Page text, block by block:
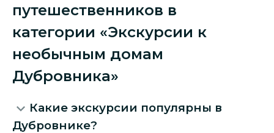
путешественников в
категории «Экскурсии к
необычным домам
Дубровника»
Какие экскурсии популярны в
Дубровнике?